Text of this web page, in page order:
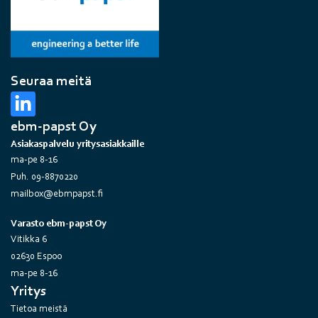
Seuraa meitä
ebm-papst Oy
Asiakaspalvelu yritysasiakkaille
ma-pe 8-16
Puh. 09-8870220
mailbox@ebmpapst.fi
Varasto ebm-papst Oy
Vitikka 6
02630 Espoo
ma-pe 8-16
Yritys
Tietoa meistä